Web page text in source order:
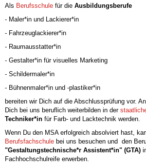
Als Berufsschule für die Ausbildungsberufe
- Maler*in und Lackierer*in
- Fahrzeuglackierer*in
- Raumausstatter*in
- Gestalter*in für visuelles Marketing
- Schildermaler*in
- Bühnenmaler*in und -plastiker*in
bereiten wir Dich auf die Abschlussprüfung vor.
Dich bei uns beruflich weiterbilden in der
Techniker*in für Farb- und Lacktechnik werden.
Wenn Du den MSA erfolgreich absolviert hast,
Berufsfachschule bei uns besuchen und den
"Gestaltungstechnische*r Assistent*in" (GTA)
Fachhochschulreife erwerben.